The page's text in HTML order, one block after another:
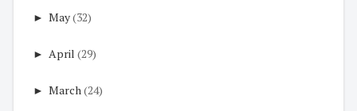
► May(32)
► April (29)
► March(24)